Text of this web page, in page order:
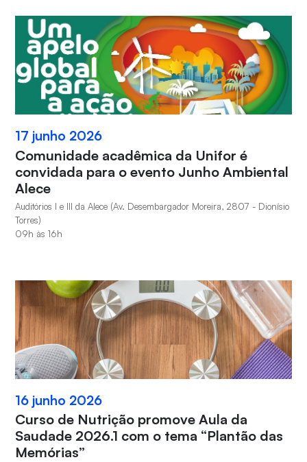
17 junho 2026
Comunidade acadêmica da Unifor é
convidada para o evento Junho Ambiental
Alece
Auditórios I e III da Alece (Av. Desembargador Moreira, 2807 - Dionísio
Torres)
09h às 16h
16 junho 2026
Curso de Nutrição promove Aula da
Saudade 2026.1 com o tema “Plantão das
Memórias”